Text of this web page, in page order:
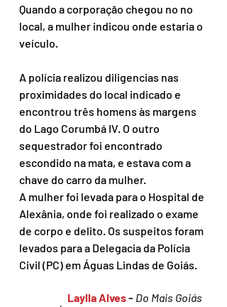
Quando a corporação chegou no no
local, a mulher indicou onde estaria o
veículo.
A polícia realizou diligencias nas
proximidades do local indicado e
encontrou três homens às margens
do Lago Corumbá IV. O outro
sequestrador foi encontrado
escondido na mata, e estava com a
chave do carro da mulher.
A mulher foi levada para o Hospital de
Alexânia, onde foi realizado o exame
de corpo e delito. Os suspeitos foram
levados para a Delegacia da Polícia
Civil (PC) em Águas Lindas de Goiás.
Laylla Alves - Do Mais Goiás